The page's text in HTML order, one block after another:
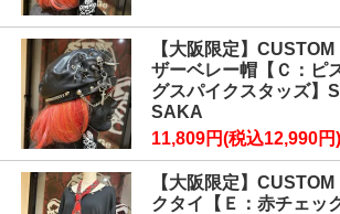
【大阪限定】
ザーベレー帽【Ｃ：ピ
グスパイクスタッズ】
SAKA
11,809円(税込12,990円)
【大阪限定】
クタイ【Ｅ：赤チェッ